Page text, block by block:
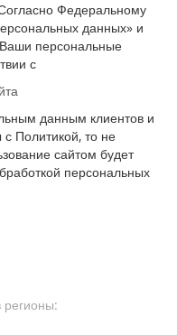
Федеральному
данных» и
персональные
с
данным клиентов и
Политикой, то не
сайтом будет
персональных
регионы: